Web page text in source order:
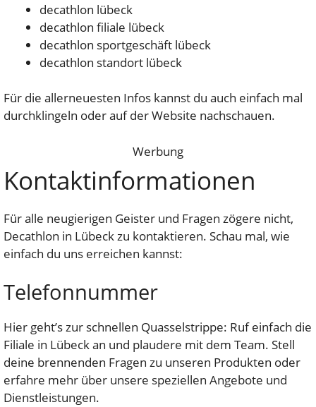
decathlon lübeck
decathlon filiale lübeck
decathlon sportgeschäft lübeck
decathlon standort lübeck
Für die allerneuesten Infos kannst du auch einfach mal
durchklingeln oder auf der Website nachschauen.
Werbung
Kontaktinformationen
Für alle neugierigen Geister und Fragen zögere nicht,
Decathlon in Lübeck zu kontaktieren. Schau mal, wie
einfach du uns erreichen kannst:
Telefonnummer
Hier geht’s zur schnellen Quasselstrippe: Ruf einfach die
Filiale in Lübeck an und plaudere mit dem Team. Stell
deine brennenden Fragen zu unseren Produkten oder
erfahre mehr über unsere speziellen Angebote und
Dienstleistungen.